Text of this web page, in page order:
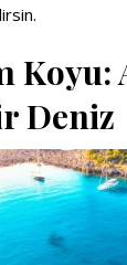
Koyu:
Deniz